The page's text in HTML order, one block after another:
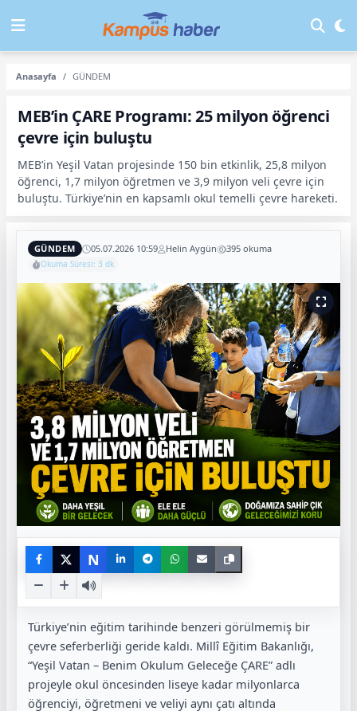
Anasayfa GÜNDEM
MEB’in ÇARE Programı: 25 milyon öğrenci
çevre için buluştu
MEB’in Yeşil Vatan projesinde 150 bin etkinlik, 25,8 milyon
öğrenci, 1,7 milyon öğretmen ve 3,9 milyon veli çevre için
buluştu. Türkiye’nin en kapsamlı okul temelli çevre hareketi.
GÜNDEM 05.07.2026 10:59 Helin Aygün 395 okuma
Okuma Süresi: 3 dk
N
Türkiye’nin eğitim tarihinde benzeri görülmemiş bir
çevre seferberliği geride kaldı. Millî Eğitim Bakanlığı,
“Yeşil Vatan – Benim Okulum Geleceğe ÇARE” adlı
projeyle okul öncesinden liseye kadar milyonlarca
öğrenciyi, öğretmeni ve veliyi aynı çatı altında